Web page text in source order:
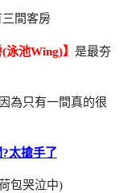
三間客房
(泳池Wing)】 是最夯
為只有一間真的很
太搶手了
包哭泣中)